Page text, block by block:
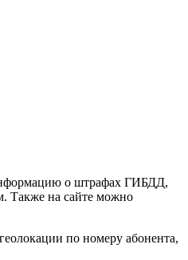
о штрафах ГИБДД,
Также на сайте можно
по номеру абонента,